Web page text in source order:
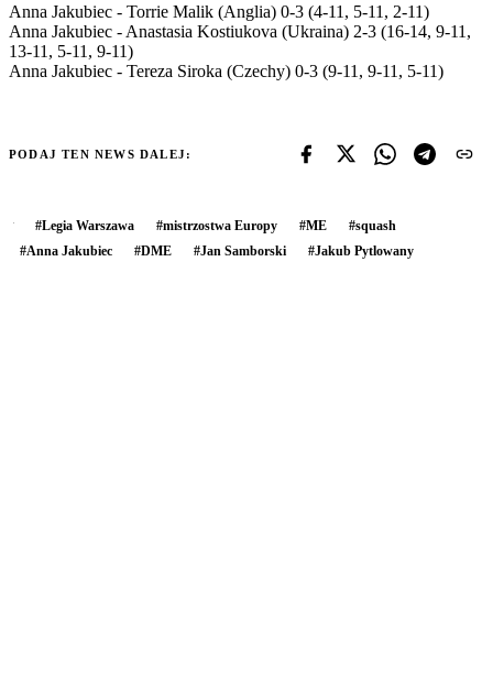
Anna Jakubiec - Torrie Malik (Anglia) 0-3 (4-11, 5-11, 2-11)
Anna Jakubiec - Anastasia Kostiukova (Ukraina) 2-3 (16-14, 9-11,
13-11, 5-11, 9-11)
Anna Jakubiec - Tereza Siroka (Czechy) 0-3 (9-11, 9-11, 5-11)
PODAJ TEN NEWS DALEJ:
#Legia Warszawa #mistrzostwa Europy #ME #squash
#Anna Jakubiec #DME #Jan Samborski #Jakub Pytlowany